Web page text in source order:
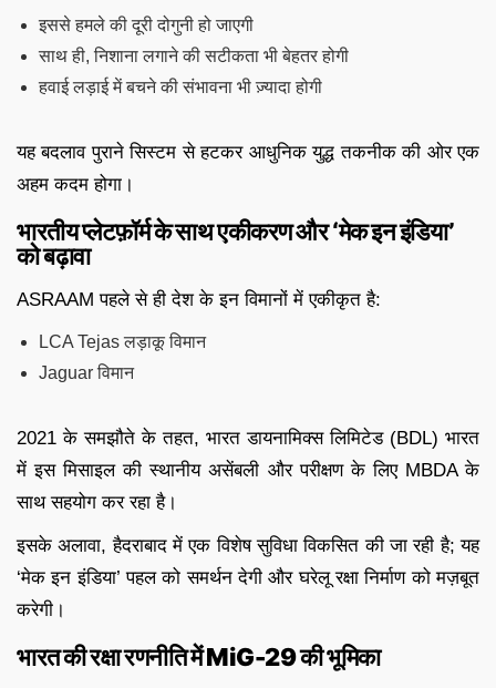
इससे हमले की दूरी दोगुनी हो जाएगी
साथ ही, निशाना लगाने की सटीकता भी बेहतर होगी
हवाई लड़ाई में बचने की संभावना भी ज़्यादा होगी
यह बदलाव पुराने सिस्टम से हटकर आधुनिक युद्ध तकनीक की ओर एक
अहम कदम होगा।
भारतीय प्लेटफ़ॉर्म के साथ एकीकरण और ‘मेक इन इंडिया’
को बढ़ावा
ASRAAM पहले से ही देश के इन विमानों में एकीकृत है:
LCA Tejas लड़ाकू विमान
Jaguar विमान
2021 के समझौते के तहत, भारत डायनामिक्स लिमिटेड (BDL) भारत
में इस मिसाइल की स्थानीय असेंबली और परीक्षण के लिए MBDA के
साथ सहयोग कर रहा है।
इसके अलावा, हैदराबाद में एक विशेष सुविधा विकसित की जा रही है; यह
‘मेक इन इंडिया’ पहल को समर्थन देगी और घरेलू रक्षा निर्माण को मज़बूत
करेगी।
भारत की रक्षा रणनीति में MiG-29 की भूमिका